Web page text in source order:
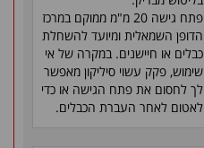
פתח גישה 20 מ"מ ממוקם במרכז
הדופן השמאלית ומיועד להשחלת
כבלים או חיישנים. במקרה של אי
שימוש, פקק עשוי סיליקון מאפשר
לך לחסום את פתח הגישה או כדי
לאטום לאחר העברת הכבלים.